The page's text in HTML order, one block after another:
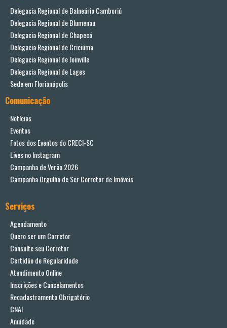
Delegacia Regional de Balneário Camboriú
Delegacia Regional de Blumenau
Delegacia Regional de Chapecó
Delegacia Regional de Criciúma
Delegacia Regional de Joinville
Delegacia Regional de Lages
Sede em Florianópolis
Comunicação
Notícias
Eventos
Fotos dos Eventos do CRECI-SC
Lives no Instagram
Campanha de Verão 2026
Campanha Orgulho de Ser Corretor de Imóveis
Serviços
Agendamento
Quero ser um Corretor
Consulte seu Corretor
Certidão de Regularidade
Atendimento Online
Inscrições e Cancelamentos
Recadastramento Obrigatório
CNAI
Anuidade